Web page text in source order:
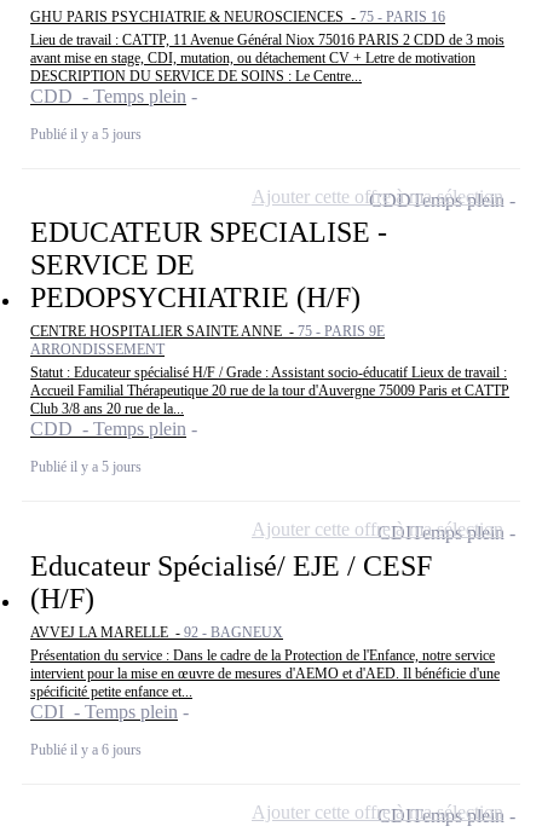
GHU PARIS PSYCHIATRIE & NEUROSCIENCES - 75 - PARIS 16
Lieu de travail : CATTP, 11 Avenue Général Niox 75016 PARIS 2 CDD de 3 mois
avant mise en stage, CDI, mutation, ou détachement CV + Letre de motivation
DESCRIPTION DU SERVICE DE SOINS : Le Centre...
CDD - Temps plein
Publié il y a 5 jours
EDUCATEUR SPECIALISE -
SERVICE DE
PEDOPSYCHIATRIE (H/F)
CENTRE HOSPITALIER SAINTE ANNE - 75 - PARIS 9E
ARRONDISSEMENT
Statut : Educateur spécialisé H/F / Grade : Assistant socio-éducatif Lieux de travail :
Accueil Familial Thérapeutique 20 rue de la tour d'Auvergne 75009 Paris et CATTP
Club 3/8 ans 20 rue de la...
CDD - Temps plein
Publié il y a 5 jours
CDDTemps plein
Ajouter cette offre à ma sélection
Educateur Spécialisé/ EJE / CESF
(H/F)
AVVEJ LA MARELLE - 92 - BAGNEUX
Présentation du service : Dans le cadre de la Protection de l'Enfance, notre service
intervient pour la mise en œuvre de mesures d'AEMO et d'AED. Il bénéficie d'une
spécificité petite enfance et...
CDI - Temps plein
Publié il y a 6 jours
CDITemps plein
Ajouter cette offre à ma sélection
CDITemps plein
Ajouter cette offre à ma sélection